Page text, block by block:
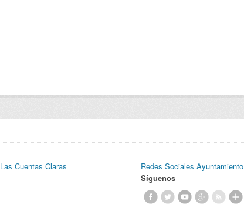
Las Cuentas Claras
Redes Sociales Ayuntamiento
Síguenos